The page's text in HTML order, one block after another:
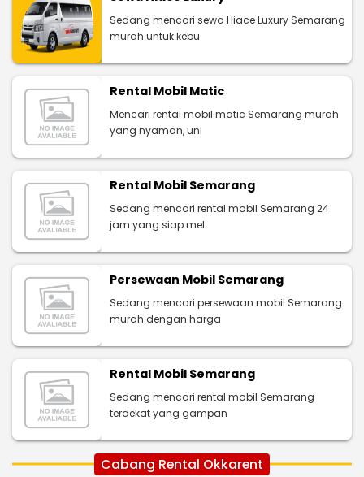
Sedang mencari sewa Hiace Luxury Semarang
murah untuk kebu
Rental Mobil Matic
Mencari rental mobil matic Semarang murah
yang nyaman, uni
Rental Mobil Semarang
Sedang mencari rental mobil Semarang 24
jam yang siap mel
Persewaan Mobil Semarang
Sedang mencari persewaan mobil Semarang
murah dengan harga
Rental Mobil Semarang
Sedang mencari rental mobil Semarang
terdekat yang gampan
Cabang Rental Okkarent